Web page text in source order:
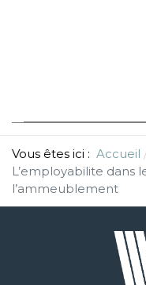
Vous êtes ici : Accueil
L’employabilite dans
l’ammeublement